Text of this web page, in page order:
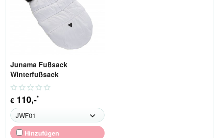
Junama Fußsack
Winterfußsack
€ 110,-*
Hinzufügen